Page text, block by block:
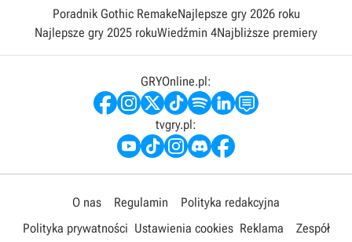
Poradnik Gothic RemakeNajlepsze gry 2026 roku
Najlepsze gry 2025 rokuWiedźmin 4Najbliższe premiery
GRYOnline.pl:
tvgry.pl:
O nas Regulamin
Polityka redakcyjna
Polityka prywatności Ustawienia cookies Reklama
Zespół